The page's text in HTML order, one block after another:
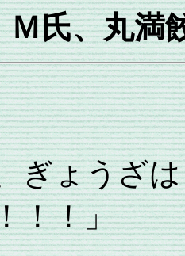
氏、丸満
ょうざは
！！」